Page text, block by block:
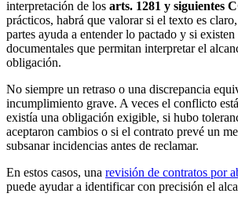
interpretación de los arts. 1281 y siguientes
prácticos, habrá que valorar si el texto es
partes ayuda a entender lo pactado y si existen
documentales que permitan interpretar el
obligación.
No siempre un retraso o una discrepancia
incumplimiento grave. A veces el conflicto
existía una obligación exigible, si hubo
aceptaron cambios o si el contrato prevé un
subsanar incidencias antes de reclamar.
En estos casos, una revisión de contratos por
puede ayudar a identificar con precisión el